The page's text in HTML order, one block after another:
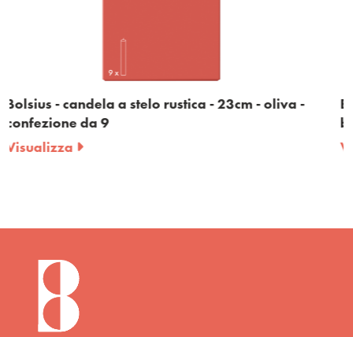
- oliva -
Bolsius - candela a stelo rustica -